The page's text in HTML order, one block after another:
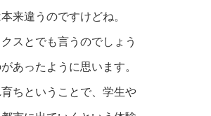
来違うのですけどね。
スとでも言うのでしょう
あったように思います。
ちということで、学生や